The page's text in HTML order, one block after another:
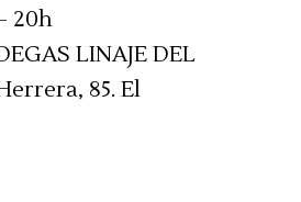
20h
LINAJE DEL
85. El